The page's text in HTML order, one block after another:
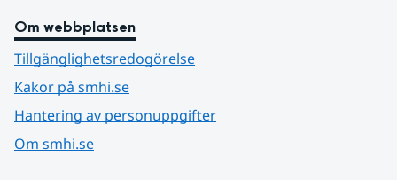
Om webbplatsen
Tillgänglighetsredogörelse
Kakor på smhi.se
Hantering av personuppgifter
Om smhi.se